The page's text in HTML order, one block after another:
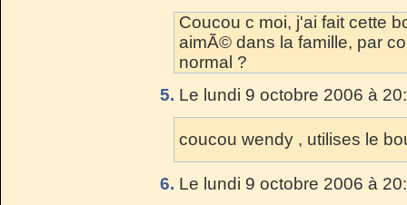
Coucou c moi, j'ai fait cette
aimÃ© dans la famille, par
normal ?
5. Le lundi 9 octobre 2006 à
coucou wendy , utilises le
6. Le lundi 9 octobre 2006 à